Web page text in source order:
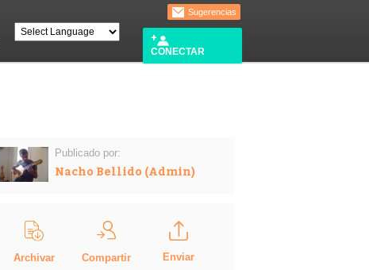
Sugerencias
CONECTAR
Publicado por:
Nacho Bellido (Admin)
Archivar Compartir Enviar